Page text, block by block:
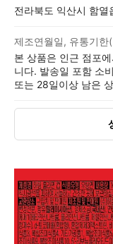
전라북도 익산시 함
제조연월일, 유통기
본 상품은 인근 점포
니다. 발송일 포함 소
또는 28일이상 남은